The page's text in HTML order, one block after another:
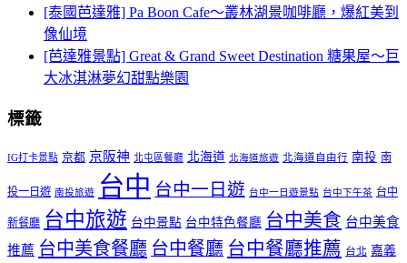
[泰國芭達雅] Pa Boon Cafe～叢林湖景咖啡廳，爆紅美到
像仙境
[芭達雅景點] Great & Grand Sweet Destination 糖果屋～巨
大冰淇淋夢幻甜點樂園
標籤
IG打卡景點 京都 京阪神 北屯區餐廳 北海道 北海道旅遊 北海道自由行 南投 南
投一日遊 南投旅遊 台中 台中一日遊 台中一日遊景點 台中下午茶 台中
新餐廳 台中旅遊 台中景點 台中特色餐廳 台中美食 台中美食
推薦 台中美食餐廳 台中餐廳 台中餐廳推薦 台北 嘉義